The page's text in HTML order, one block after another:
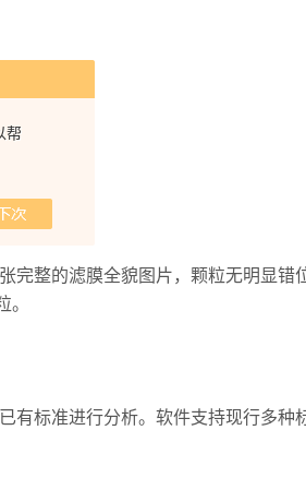
帮
整的滤膜全貌图片，颗粒无明显错
标准进行分析。软件支持现行多种